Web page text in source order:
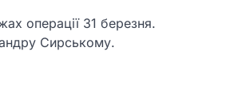
операції 31 березня.
Сирському.